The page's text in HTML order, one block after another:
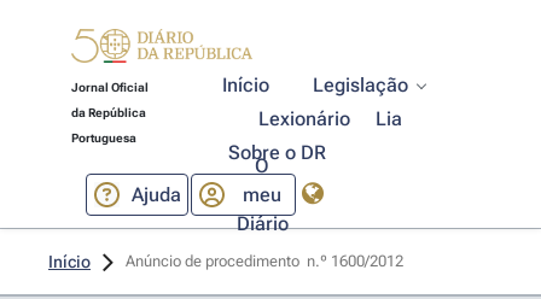
Jornal Oficial
da República
Portuguesa
Início
Legislação
Lexionário
Lia
Sobre o DR
Ajuda
O
meu
Diário
Início Anúncio de procedimento  n.º 1600/2012